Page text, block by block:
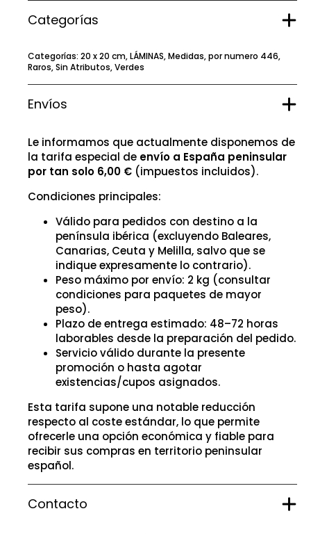
Categorías
Categorías: 20 x 20 cm,LÁMINAS,Medidas,por numero 446,
Raros,Sin Atributos,Verdes
Envíos
Le informamos que actualmente disponemos de
la tarifa especial de envío a España peninsular
por tan solo 6,00 € (impuestos incluidos).
Condiciones principales:
Válido para pedidos con destino a la
península ibérica (excluyendo Baleares,
Canarias, Ceuta y Melilla, salvo que se
indique expresamente lo contrario).
Peso máximo por envío: 2 kg (consultar
condiciones para paquetes de mayor
peso).
Plazo de entrega estimado: 48–72 horas
laborables desde la preparación del pedido.
Servicio válido durante la presente
promoción o hasta agotar
existencias/cupos asignados.
Esta tarifa supone una notable reducción
respecto al coste estándar, lo que permite
ofrecerle una opción económica y fiable para
recibir sus compras en territorio peninsular
español.
Contacto